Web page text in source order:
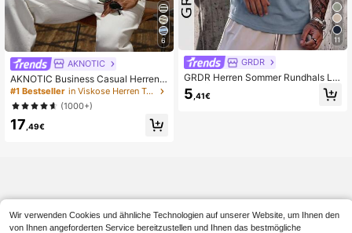
6
AKNOTIC
AKNOTIC Business Casual Herren g
estreiftes Rundhals T-Shirt, lockere
r Schnitt Kurzarm. Kombinieren Sie
es mit Kordelzug-Hosen für einen K
üstenurlaub-Vibe. Atmungsaktives
Sommer-Essential, Fußball
#1 Bestseller
in Viskose Herren T-Shirts
(1000+)
17,49€
11
GRDR
GRDR Herren Sommer Rundhals Lä
ssig Ärmellos Tanktop
5,41€
Wir verwenden Cookies und ähnliche Technologien auf unserer Website, um Ihnen den
von Ihnen angeforderten Service bereitzustellen und Ihnen das bestmögliche